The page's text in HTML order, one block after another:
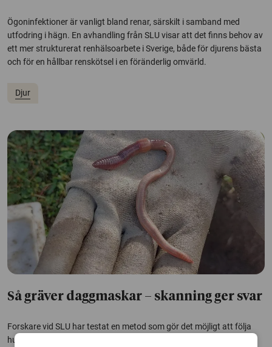
Ögoninfektioner är vanligt bland renar, särskilt i samband med
utfodring i hägn. En avhandling från SLU visar att det finns behov av
ett mer strukturerat renhälsoarbete i Sverige, både för djurens bästa
och för en hållbar renskötsel i en föränderlig omvärld.
Djur
Så gräver daggmaskar – skanning ger svar
Forskare vid SLU har testat en metod som gör det möjligt att följa
hur daggmaskar gräver i jorden. Det kan ge svar på hur maskarnas